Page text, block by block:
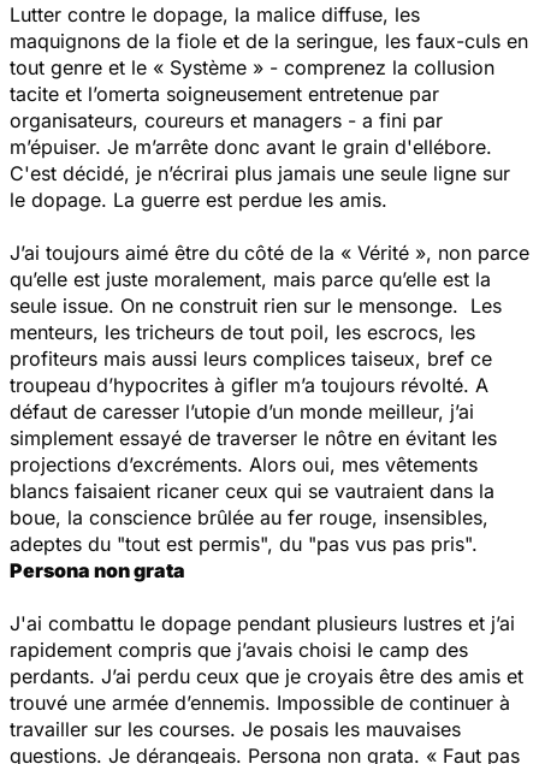
Lutter contre le dopage, la malice diffuse, les
maquignons de la fiole et de la seringue, les faux-culs en
tout genre et le « Système » - comprenez la collusion
tacite et l’omerta soigneusement entretenue par
organisateurs, coureurs et managers - a fini par
m’épuiser. Je m’arrête donc avant le grain d'ellébore.
C'est décidé, je n’écrirai plus jamais une seule ligne sur
le dopage. La guerre est perdue les amis.
J’ai toujours aimé être du côté de la « Vérité », non parce
qu’elle est juste moralement, mais parce qu’elle est la
seule issue. On ne construit rien sur le mensonge. Les
menteurs, les tricheurs de tout poil, les escrocs, les
profiteurs mais aussi leurs complices taiseux, bref ce
troupeau d’hypocrites à gifler m’a toujours révolté. A
défaut de caresser l’utopie d’un monde meilleur, j’ai
simplement essayé de traverser le nôtre en évitant les
projections d’excréments. Alors oui, mes vêtements
blancs faisaient ricaner ceux qui se vautraient dans la
boue, la conscience brûlée au fer rouge, insensibles,
adeptes du "tout est permis", du "pas vus pas pris".
Persona non grata
J'ai combattu le dopage pendant plusieurs lustres et j’ai
rapidement compris que j’avais choisi le camp des
perdants. J’ai perdu ceux que je croyais être des amis et
trouvé une armée d’ennemis. Impossible de continuer à
travailler sur les courses. Je posais les mauvaises
questions. Je dérangeais. Persona non grata. « Faut pas